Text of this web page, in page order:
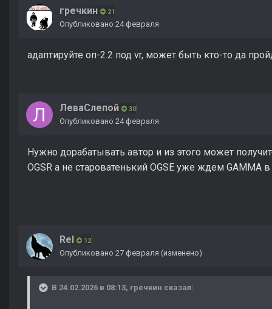
гречкин 21
Опубликовано 24 февраля
адаптируйте оп-2.2 под vr, может быть кто-то да
ЛеваСлепой 30
Опубликовано 24 февраля
Нужно дорабатывать автор и из этого может
OGSR а не староватенький OGSE уже ждем GAMMA
Rel 12
Опубликовано 27 февраля (изменено)
В 24.02.2026 в 08:13, гречкин сказал: